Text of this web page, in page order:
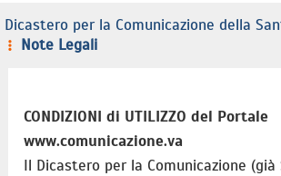
Dicastero per la Comunicazione della
Note Legali
CONDIZIONI di UTILIZZO del Portale
www.comunicazione.va
Il Dicastero per la Comunicazione